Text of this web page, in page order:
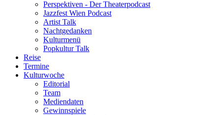
Perspektiven - Der Theaterpodcast
Jazzfest Wien Podcast
Artist Talk
Nachtgedanken
Kulturmenü
Popkultur Talk
Reise
Termine
Kulturwoche
Editorial
Team
Mediendaten
Gewinnspiele